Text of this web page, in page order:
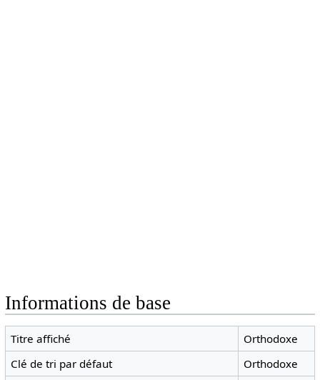
Informations de base
Titre affiché
Orthodoxe
Clé de tri par défaut
Orthodoxe